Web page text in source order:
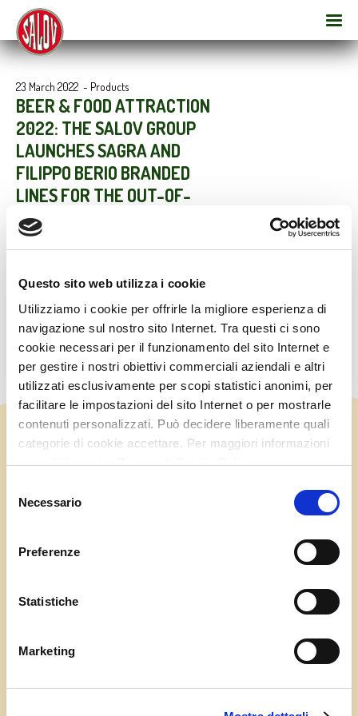
Questo sito web utilizza i cookie
Utilizziamo i cookie per offrirle la migliore esperienza di
navigazione sul nostro sito Internet. Tra questi ci sono
cookie necessari per il funzionamento del sito Internet e
per gestire i nostri obiettivi commerciali aziendali e altri
utilizzati esclusivamente per scopi statistici anonimi, per
facilitare le impostazioni del sito Internet o per mostrarle
contenuti personalizzati. Può decidere liberamente quali
categorie di cookie accettare. Per maggiori informazioni
consulti la nostra Privacy & Cookie Policy
delNecessario
Preferenze
Statistiche
Marketing
23 March 2022 - Products
BEER & FOOD ATTRACTION
2022: THE SALOV GROUP
LAUNCHES SAGRA AND
FILIPPO BERIO BRANDED
LINES FOR THE OUT-OF-
HOME SECTOR
With Sagra in the kitchen and Filippo Berio on the tables of
needs of professionals in the industry.